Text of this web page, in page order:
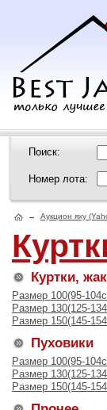
Поиск:
Номер лота:
→ Аукцион яху
Куртки,
Размер 100(95-
Размер 130(125-
Размер 150(145-
Пуховики
Размер 100(95-
Размер 130(125-
Размер 150(145-